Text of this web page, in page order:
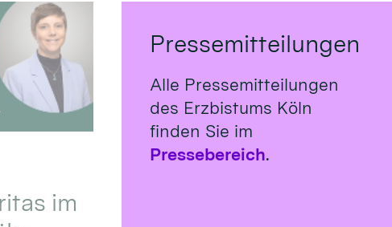
im
Pressemitteilungen
Alle Pressemitteilungen
des Erzbistums Köln
finden Sie im
Pressebereich.